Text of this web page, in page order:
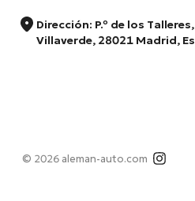
Dirección: P.º de los
Villaverde, 28021 Madrid,
© 2026 aleman-auto.com